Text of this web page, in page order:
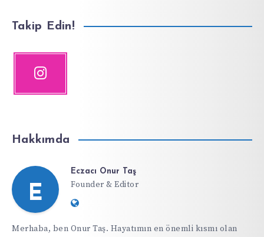
Takip Edin!
Hakkımda
E
Eczacı Onur Taş
Founder & Editor
Website:
Merhaba, ben Onur Taş. Hayatımın en önemli kısmı olan